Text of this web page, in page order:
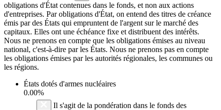
obligations d'État contenues dans le fonds, et non aux actions
d'entreprises. Par obligations d'État, on entend des titres de créance
émis par des États qui empruntent de l'argent sur le marché des
capitaux. Elles ont une échéance fixe et distribuent des intérêts.
Nous ne prenons en compte que les obligations émises au niveau
national, c'est-à-dire par les États. Nous ne prenons pas en compte
les obligations émises par les autorités régionales, les communes ou
les régions.
États dotés d'armes nucléaires
0.00%
Il s'agit de la pondération dans le fonds des